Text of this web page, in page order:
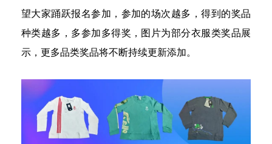
望大家踊跃报名参加，参加的场次越多，得到的奖品
种类越多，多参加多得奖，图片为部分衣服类奖品展
示，更多品类奖品将不断持续更新添加。